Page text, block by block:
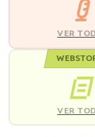
VER
VER